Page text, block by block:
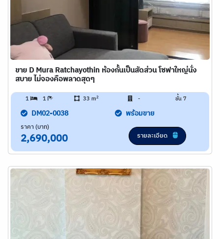
ขาย D Mura Ratchayothin ห้องกั้นเป็นสัดส่วน โซฟาใหญ่นั่ง
สบาย ไม่จองคือพลาดสุดๆ
1 1 33 m2 - ชั้น 7
DM02-0038 พร้อมขาย
ราคา (บาท)
2,690,000 รายละเอียด